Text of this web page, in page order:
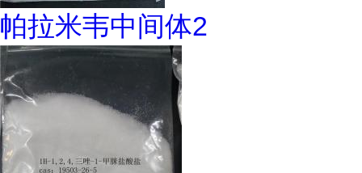
帕拉米韦中间体2